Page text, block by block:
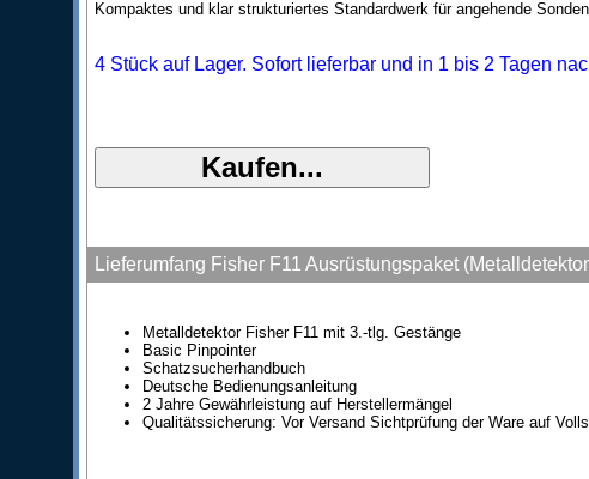
Kompaktes und klar strukturiertes Standardwerk für angehende
4 Stück auf Lager. Sofort lieferbar und in 1 bis 2 Tagen
Lieferumfang Fisher F11 Ausrüstungspaket
Metalldetektor Fisher F11 mit 3.-tlg. Gestänge
Basic Pinpointer
Schatzsucherhandbuch
Deutsche Bedienungsanleitung
2 Jahre Gewährleistung auf Herstellermängel
Qualitätssicherung: Vor Versand Sichtprüfung der Ware auf